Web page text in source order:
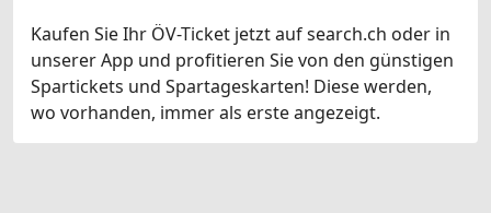
Kaufen Sie Ihr ÖV-Ticket jetzt auf search.ch oder in
unserer App und profitieren Sie von den günstigen
Spartickets und Spartageskarten! Diese werden,
wo vorhanden, immer als erste angezeigt.